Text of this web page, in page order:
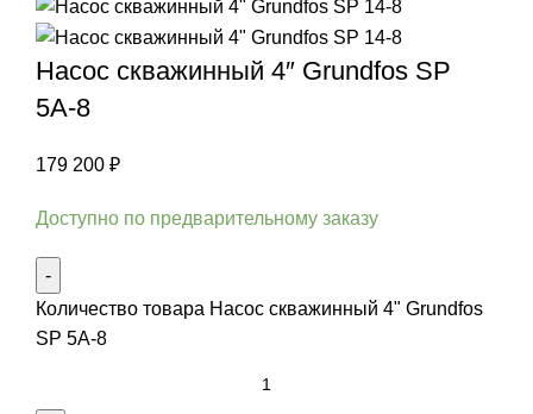
Насос скважинный 4″ Grundfos SP
5A-8
179 200 ₽
Доступно по предварительному заказу
Количество товара Насос скважинный 4" Grundfos
SP 5A-8